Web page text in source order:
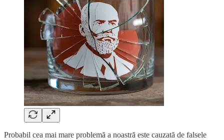
Probabil cea mai mare problemă a noastră este cauzată de falsele